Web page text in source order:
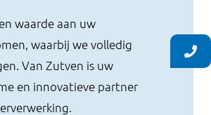
waarde aan uw
waarbij we volledig
Van Zutven is uw
en innovatieve partner